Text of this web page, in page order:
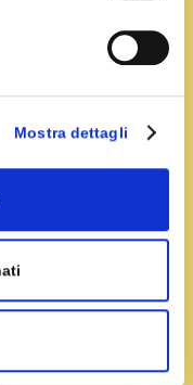
Mostra dettagli